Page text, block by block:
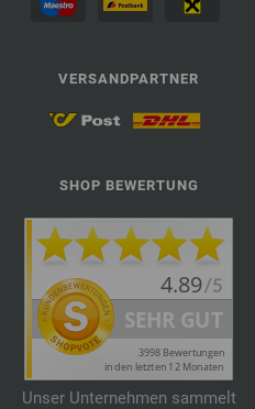
VERSANDPARTNER
SHOP BEWERTUNG
Unser Unternehmen sammelt